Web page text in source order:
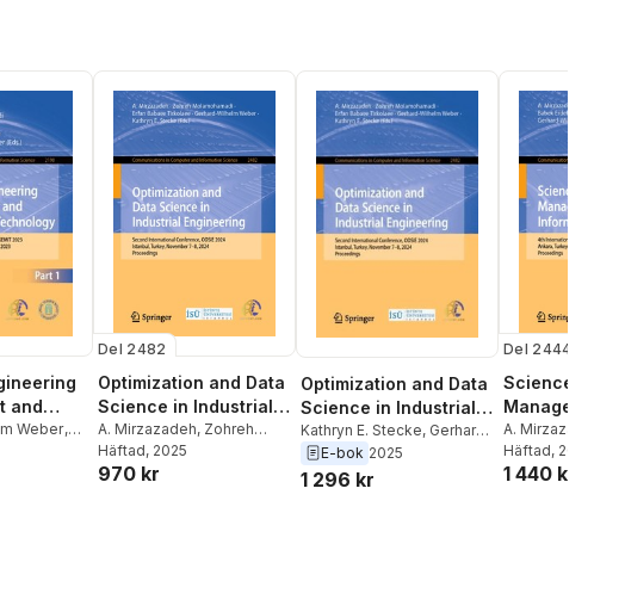
and
Weber,
Del 2482
Optimization and Data
Science in Industrial
Engineering
A. Mirzazadeh, Zohreh
Molamohamadi
Babaee Tirkolaee
Häftad, 2025
970 kr
Optimization and Data
Science in Industrial
Engineering
Kathryn E. Stecke, Gerhard-
Wilhelm Weber
Babaee Tirkolaee
E-bok 2025
1 296 kr
Del 2444
Science,
Management
Information
Technology
A. Mirzazadeh
Molamohamadi
Erdebilli,Erfan
Häftad, 2025
1 440 kr